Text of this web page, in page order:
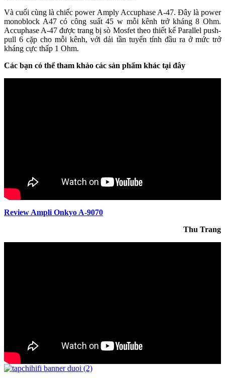
Và cuối cùng là chiếc power Amply Accuphase A-47. Đây là power
monoblock A47 có công suất 45 w mỗi kênh trở kháng 8 Ohm.
Accuphase A-47 được trang bị sò Mosfet theo thiết kế Parallel push-
pull 6 cặp cho mỗi kênh, với dải tần tuyến tính đầu ra ở mức trở
kháng cực thấp 1 Ohm.
Các bạn có thể tham khảo các sản phẩm khác tại đây
Review Ampli Onkyo A-9070
Thu Trang